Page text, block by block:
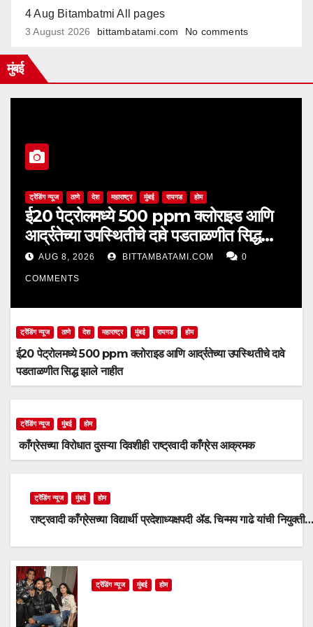
4 Aug Bitambatmi All pages
3 August 2026 bittambatami.com No comments
मुंबई
ट्रेंडिंग न्यूज ठाणे देश महाराष्ट्र मुंबई रायगड होम
ई20 पेट्रोलमध्ये 500 ppm क्लोराइड आणि
आर्द्रतेच्या उपस्थितीचे दावे पडताळणीत सिद्ध
झाले नाहीत
AUG 8, 2026 BITTAMBATAMI.COM 0
COMMENTS
ट्रेंडिंग न्यूज ठाणे देश महाराष्ट्र मुंबई रायगड होम
ई20 पेट्रोलमध्ये 500 ppm क्लोराइड आणि आर्द्रतेच्या उपस्थितीचे दावे
पडताळणीत सिद्ध झाले नाहीत
ट्रेंडिंग न्यूज मुंबई होम
काँग्रेसच्या विरोधात दुसऱ्या दिवशीही राष्ट्रवादी काँग्रेस आक्रमक
ट्रेंडिंग न्यूज मुंबई होम
राष्ट्रवादी काँग्रेसच्या विद्यार्थी प्रदेशाध्यक्षपदी ॲड. चिन्मय गाढे यांची नियुक्ती…
ट्रेंडिंग न्यूज मुंबई होम